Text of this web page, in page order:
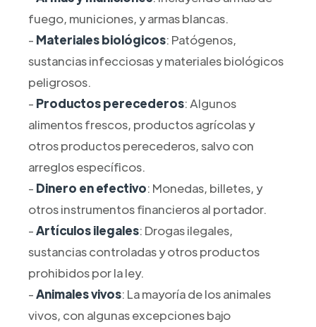
fuego, municiones, y armas blancas.
- Materiales biológicos: Patógenos,
sustancias infecciosas y materiales biológicos
peligrosos.
- Productos perecederos: Algunos
alimentos frescos, productos agrícolas y
otros productos perecederos, salvo con
arreglos específicos.
- Dinero en efectivo: Monedas, billetes, y
otros instrumentos financieros al portador.
-Artículos ilegales: Drogas ilegales,
sustancias controladas y otros productos
prohibidos por la ley.
-Animales vivos: La mayoría de los animales
vivos, con algunas excepciones bajo